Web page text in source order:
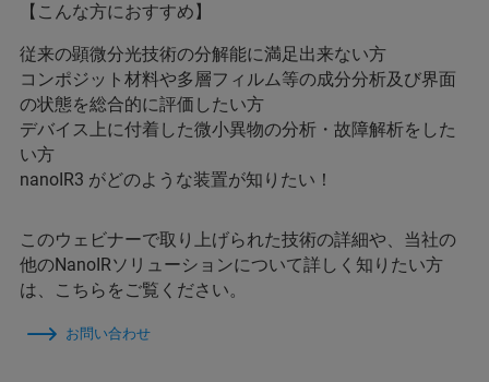
【こんな方におすすめ】
従来の顕微分光技術の分解能に満足出来ない方
コンポジット材料や多層フィルム等の成分分析及び界面
の状態を総合的に評価したい方
デバイス上に付着した微小異物の分析・故障解析をした
い方
nanoIR3 がどのような装置が知りたい！
このウェビナーで取り上げられた技術の詳細や、当社の
他のNanoIRソリューションについて詳しく知りたい方
は、こちらをご覧ください。
お問い合わせ